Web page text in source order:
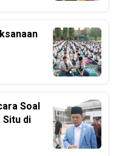
Soal
Situ di